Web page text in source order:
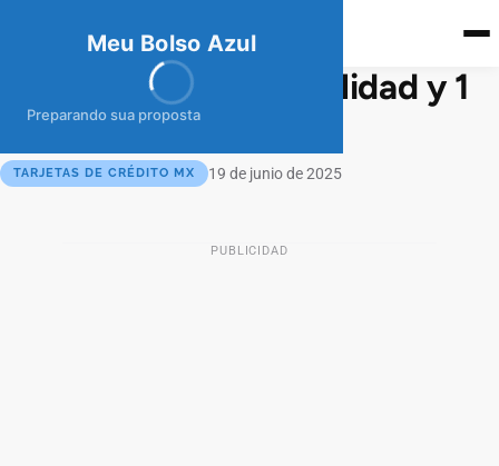
Meu Bolso Azul
Preparando sua proposta
meubolso Azul
Tarjeta Ualá: sin anualidad y 1
% de cashback real
TARJETAS DE CRÉDITO MX 19 de junio de 2025
PUBLICIDAD